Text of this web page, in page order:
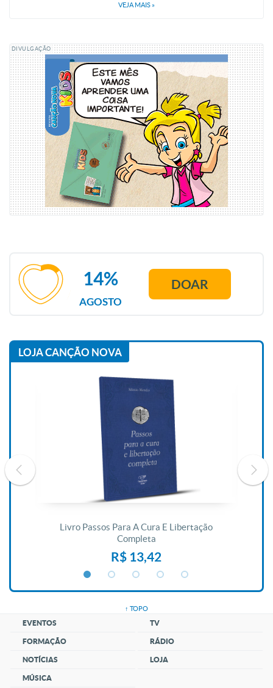
VEJA MAIS »
DIVULGAÇÃO
AGOSTO
14% DOAR
LOJA CANÇÃO NOVA
Livro Passos Para A Cura E Libertação
Completa
R$ 13,42
↑ TOPO
EVENTOS
FORMAÇÃO
NOTÍCIAS
MÚSICA
TV
RÁDIO
LOJA